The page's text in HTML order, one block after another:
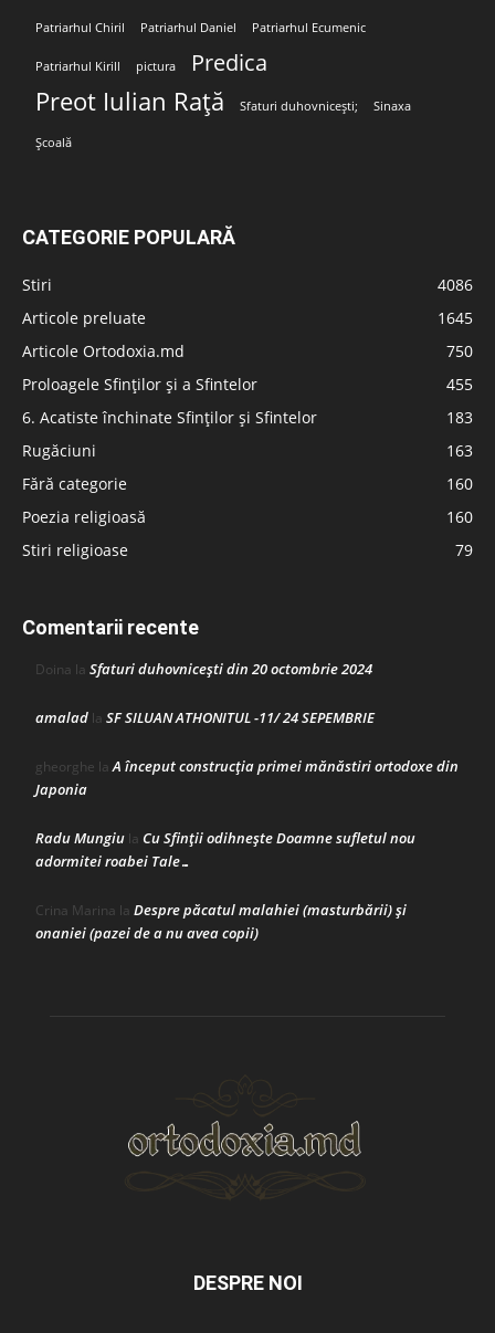
Patriarhul Chiril Patriarhul Daniel Patriarhul Ecumenic
Patriarhul Kirill pictura Predica
Preot Iulian Rață Sfaturi duhovnicești; Sinaxa
Școală
CATEGORIE POPULARĂ
Stiri
4086
Articole preluate
1645
Articole Ortodoxia.md
750
Proloagele Sfinților și a Sfintelor
455
6. Acatiste închinate Sfinților și Sfintelor
183
Rugăciuni
163
Fără categorie
160
Poezia religioasă
160
Stiri religioase
79
Comentarii recente
Doina la Sfaturi duhovnicești din 20 octombrie 2024
amalad la SF SILUAN ATHONITUL -11/ 24 SEPEMBRIE
gheorghe laA început construcţia primei mănăstiri ortodoxe din
Japonia
Radu Mungiu la Cu Sfinții odihnește Doamne sufletul nou
adormitei roabei Tale…
Crina Marina la Despre păcatul malahiei (masturbării) şi
onaniei (pazei de a nu avea copii)
DESPRE NOI